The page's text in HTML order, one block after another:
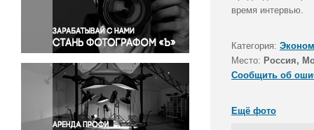
Правосудие
Происшествия и конфликты
Религия
Светская жизнь
Спорт
Экология
Экономика и бизнес
время интервью.
Категория:
Место: Россия,
Сообщить об
Ещё фото